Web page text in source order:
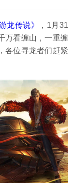
龙传说》
，1月31
万看缠山，一重缠
各位寻龙者们赶紧